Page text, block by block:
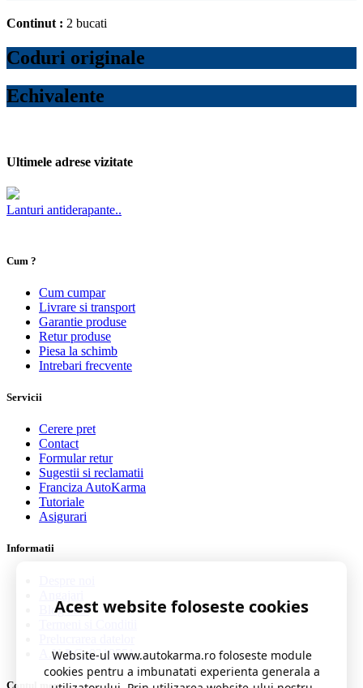
Continut : 2 bucati
Coduri originale
Echivalente
Ultimele adrese vizitate
Lanturi antiderapante..
Cum ?
Cum cumpar
Livrare si transport
Garantie produse
Retur produse
Piesa la schimb
Intrebari frecvente
Servicii
Cerere pret
Contact
Formular retur
Sugestii si reclamatii
Franciza AutoKarma
Tutoriale
Asigurari
Informatii
Blog auto
A.N.P.C. 0219551
Contul meu
Acest website foloseste cookies
Website-ul www.autokarma.ro foloseste module
cookies pentru a imbunatati experienta generala a